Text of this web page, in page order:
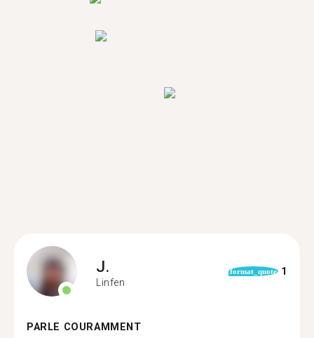
J.
Linfen
format_quote 1
PARLE COURAMMENT